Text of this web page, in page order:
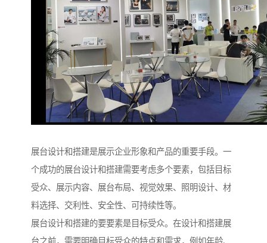
展台设计和搭建是展示企业形象和产品的重要手段。一
个成功的展台设计和搭建需要考虑多个要素，包括目标
受众、展示内容、展台布局、视觉效果、照明设计、材
料选择、交利性、安全性、可持续性等。
展台设计和搭建的要要素是目标受众。在设计和搭建展
台之前，需要明确目标受众的特点和需求，例如年龄、